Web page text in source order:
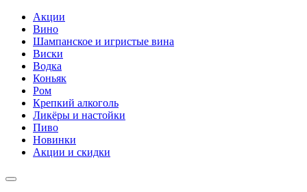
Акции
Вино
Шампанское и игристые вина
Виски
Водка
Коньяк
Ром
Крепкий алкоголь
Ликёры и настойки
Пиво
Новинки
Акции и скидки